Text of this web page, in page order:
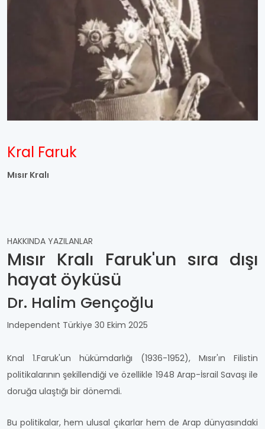
Kral Faruk
Mısır Kralı
HAKKINDA YAZILANLAR
Mısır Kralı Faruk'un sıra dışı
hayat öyküsü
Dr. Halim Gençoğlu
Independent Türkiye 30 Ekim 2025
Knal 1.Faruk'un hükümdarlığı (1936-1952), Mısır'ın Filistin
politikalarının şekillendiği ve özellikle 1948 Arap-İsrail Savaşı ile
doruğa ulaştığı bir dönemdi.
Bu politikalar, hem ulusal çıkarlar hem de Arap dünyasındaki